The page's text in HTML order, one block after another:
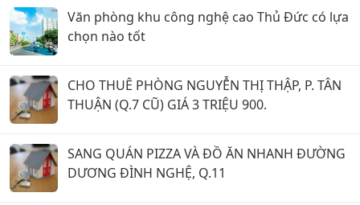
Văn phòng khu công nghệ cao Thủ Đức có lựa
chọn nào tốt
CHO THUÊ PHÒNG NGUYỄN THỊ THẬP, P. TÂN
THUẬN (Q.7 CŨ) GIÁ 3 TRIỆU 900.
SANG QUÁN PIZZA VÀ ĐỒ ĂN NHANH ĐƯỜNG
DƯƠNG ĐÌNH NGHỆ, Q.11